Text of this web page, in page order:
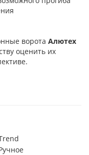
ворота Алютех
оценить их